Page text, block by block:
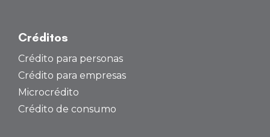
Créditos
Crédito para personas
Crédito para empresas
Microcrédito
Crédito de consumo